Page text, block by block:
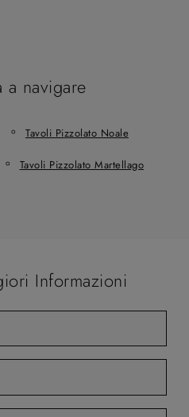
a navigare
Tavoli Pizzolato Noale
Tavoli Pizzolato Martellago
Informazioni